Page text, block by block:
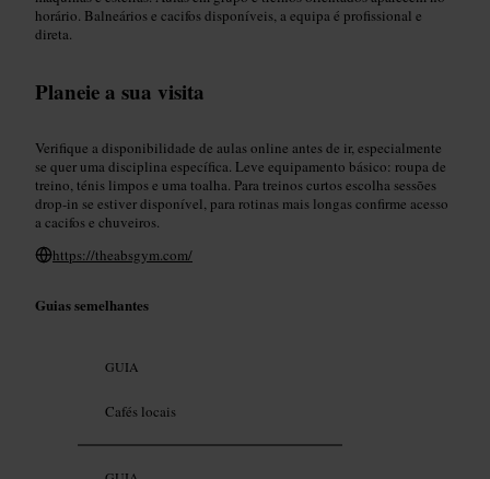
horário. Balneários e cacifos disponíveis, a equipa é profissional e
direta.
Planeie a sua visita
Verifique a disponibilidade de aulas online antes de ir, especialmente
se quer uma disciplina específica. Leve equipamento básico: roupa de
treino, ténis limpos e uma toalha. Para treinos curtos escolha sessões
drop-in se estiver disponível, para rotinas mais longas confirme acesso
a cacifos e chuveiros.
https://theabsgym.com/
Guias semelhantes
GUIA
Cafés locais